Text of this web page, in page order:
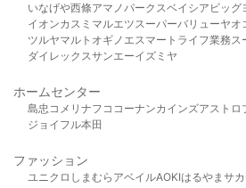
いなげや西條アマノパークスベイシア ビッグ
イオンカスミ マルエツスーパーバリューヤオ
ツルヤマルト オギノ エスマート ライフ業務ス
ダイレックスサンエーイズミヤ
ホームセンター
島忠 コメリ ナフコ コーナンカインズアストロ
ジョイフル本田
ファッション
ユニクロ しまむら アベイルAOKIはるやま サ